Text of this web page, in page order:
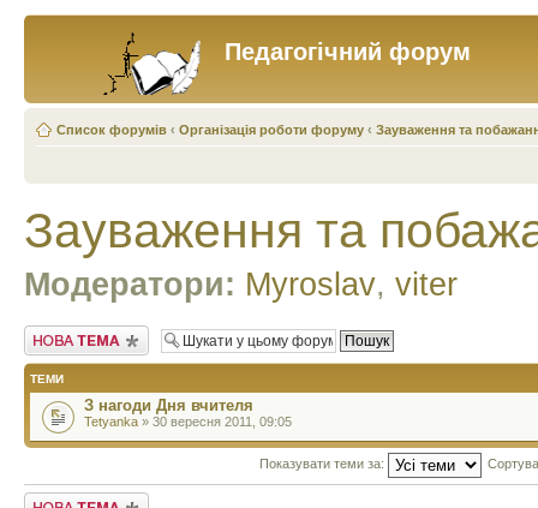
Педагогічний форум
Список форумів ‹ Організація роботи форуму ‹ Зауваження та
Зауваження та
Модератори: Myroslav, viter
Створити нову тему
ТЕМИ
З нагоди Дня вчителя
Tetyanka » 30 вересня 2011, 09:05
Показувати теми за:
Створити нову тему